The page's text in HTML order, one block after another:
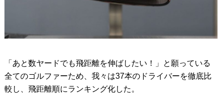
「あと数ヤードでも飛距離を伸ばしたい！」と願っている
全てのゴルファーため、我々は37本のドライバーを徹底比
較し、飛距離順にランキング化した。